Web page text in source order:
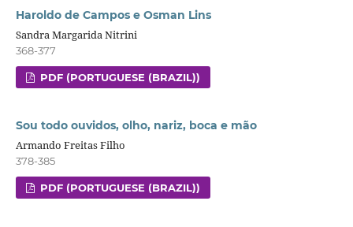
Haroldo de Campos e Osman Lins
Sandra Margarida Nitrini
368-377
PDF (PORTUGUESE (BRAZIL))
Sou todo ouvidos, olho, nariz, boca e mão
Armando Freitas Filho
378-385
PDF (PORTUGUESE (BRAZIL))